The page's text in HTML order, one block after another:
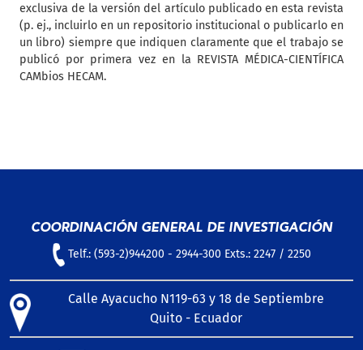
exclusiva de la versión del artículo publicado en esta revista
(p. ej., incluirlo en un repositorio institucional o publicarlo en
un libro) siempre que indiquen claramente que el trabajo se
publicó por primera vez en la REVISTA MÉDICA-CIENTÍFICA
CAMbios HECAM.
COORDINACIÓN GENERAL DE INVESTIGACIÓN
Telf.: (593-2)944200 - 2944-300 Exts.: 2247 / 2250
Calle Ayacucho N119-63 y 18 de Septiembre
Quito - Ecuador